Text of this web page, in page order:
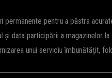
permanente pentru a păstra
și data participării a magazinelor
unui serviciu îmbunătățit,